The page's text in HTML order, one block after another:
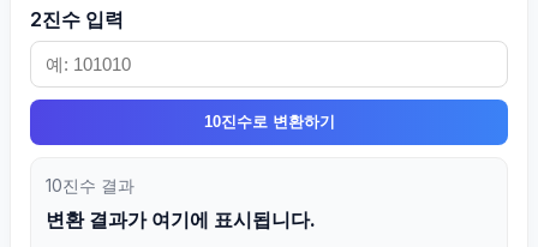
2진수 입력
10진수로 변환하기
10진수 결과
변환 결과가 여기에 표시됩니다.